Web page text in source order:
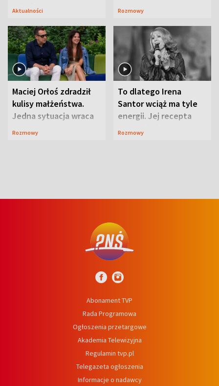
Lubelszczyzna
Aktualności Rozmowy
Maciej Orłoś zdradził
kulisy małżeństwa.
Jedna sytuacja wraca
jak bumerang
Rozmowy
To dlatego Irena
Santor wciąż ma tyle
energii. Jej recepta
jest zaskakująco
Rozmowy
Abonament TVP
Rada Programowa
Ogłoszenia przetargowe
Akademia Telewizyjna
Regulamin tvp.pl
Telegazeta ogłoszenia
Informacje o nadawcy